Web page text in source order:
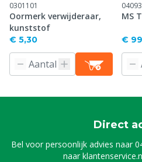
0301101
Oormerk verwijderaar,
kunststof
€ 5,30
MS
€
Direct
Bel voor persoonlijk advies naar
naar